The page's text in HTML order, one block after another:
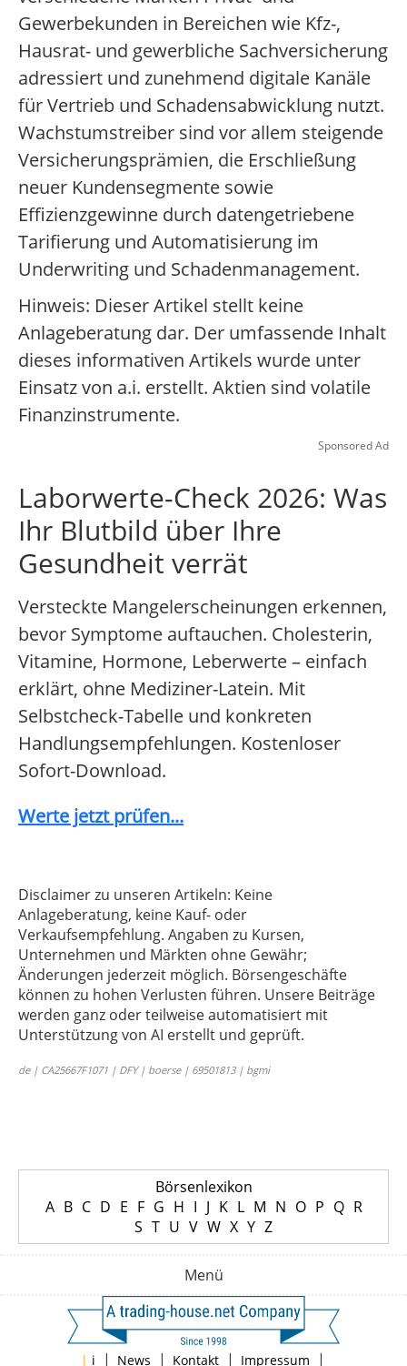
Gewerbekunden in Bereichen wie Kfz-,
Hausrat- und gewerbliche Sachversicherung
adressiert und zunehmend digitale Kanäle
für Vertrieb und Schadensabwicklung nutzt.
Wachstumstreiber sind vor allem steigende
Versicherungsprämien, die Erschließung
neuer Kundensegmente sowie
Effizienzgewinne durch datengetriebene
Tarifierung und Automatisierung im
Underwriting und Schadenmanagement.
Hinweis: Dieser Artikel stellt keine
Anlageberatung dar. Der umfassende Inhalt
dieses informativen Artikels wurde unter
Einsatz von a.i. erstellt. Aktien sind volatile
Finanzinstrumente.
Sponsored Ad
Laborwerte-Check 2026: Was
Ihr Blutbild über Ihre
Gesundheit verrät
Versteckte Mangelerscheinungen erkennen,
bevor Symptome auftauchen. Cholesterin,
Vitamine, Hormone, Leberwerte – einfach
erklärt, ohne Mediziner-Latein. Mit
Selbstcheck-Tabelle und konkreten
Handlungsempfehlungen. Kostenloser
Sofort-Download.
Werte jetzt prüfen...
Disclaimer zu unseren Artikeln: Keine
Anlageberatung, keine Kauf- oder
Verkaufsempfehlung. Angaben zu Kursen,
Unternehmen und Märkten ohne Gewähr;
Änderungen jederzeit möglich. Börsengeschäfte
können zu hohen Verlusten führen. Unsere Beiträge
werden ganz oder teilweise automatisiert mit
Unterstützung von AI erstellt und geprüft.
de | CA25667F1071 | DFY | boerse | 69501813 | bgmi
Börsenlexikon
A B C D E F G H I J K L M N O P Q R
S T U V W X Y Z
Menü
| i | News | Kontakt | Impressum |